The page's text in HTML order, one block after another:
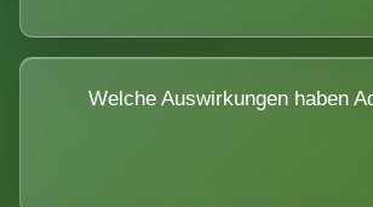
Welche Auswirkungen haben